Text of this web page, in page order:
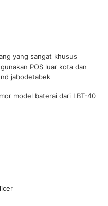
yang sangat khusus
POS luar kota dan
jabodetabek
model baterai dari LBT-40